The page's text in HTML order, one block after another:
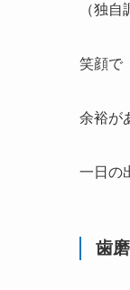
（独自
笑顔で
余裕が
一日の
歯